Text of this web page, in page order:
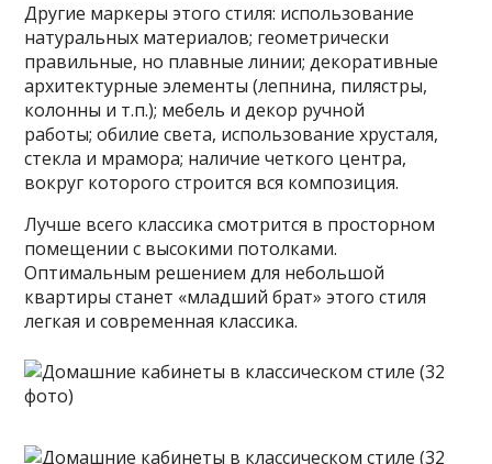
Другие маркеры этого стиля: использование
натуральных материалов; геометрически
правильные, но плавные линии; декоративные
архитектурные элементы (лепнина, пилястры,
колонны и т.п.); мебель и декор ручной
работы; обилие света, использование хрусталя,
стекла и мрамора; наличие четкого центра,
вокруг которого строится вся композиция.
Лучше всего классика смотрится в просторном
помещении с высокими потолками.
Оптимальным решением для небольшой
квартиры станет «младший брат» этого стиля
легкая и современная классика.